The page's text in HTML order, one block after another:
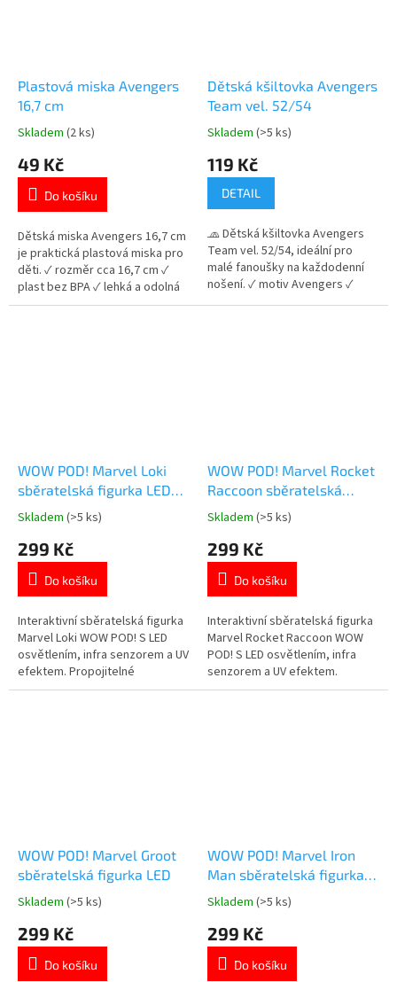
Plastová miska Avengers
16,7 cm
Průměrné
produktu
5,0
5
hvězdiček.
Skladem (2 ks)
49 Kč
Do košíku
Dětská miska Avengers 16,7 cm
je praktická plastová miska pro
děti. ✓ rozměr cca 16,7 cm ✓
plast bez BPA ✓ lehká a odolná
✓ licencovaný motiv Avengers
Dětská kšiltovka Avengers
Team vel. 52/54
Průměrné
produktu
5
hvězdiček.
Skladem (>5 ks)
119 Kč
DETAIL
🧢 Dětská kšiltovka Avengers
Team vel. 52/54, ideální pro
malé fanoušky na každodenní
nošení. ✓ motiv Avengers ✓
prodyšný a pohodlný materiál ✓
WOW POD! Marvel Loki
sběratelská figurka LED
infra senzor
Průměrné
produktu
5,0
5
hvězdiček.
Skladem (>5 ks)
299 Kč
Do košíku
Interaktivní sběratelská figurka
Marvel Loki WOW POD! S LED
osvětlením, infra senzorem a UV
efektem. Propojitelné
šestihranné moduly pro
WOW POD! Marvel Rocket
Raccoon sběratelská
figurka LED infra senzor
Průměrné
produktu
5,0
5
hvězdiček.
Skladem (>5 ks)
299 Kč
Do košíku
Interaktivní sběratelská figurka
Marvel Rocket Raccoon WOW
POD! S LED osvětlením, infra
senzorem a UV efektem.
Propojitelné šestihranné
WOW POD! Marvel Groot
sběratelská figurka LED
Průměrné
produktu
5,0
Skladem (>5 ks)
299 Kč
Do košíku
WOW POD! Marvel Iron
Man sběratelská figurka
LED infra senzor
Průměrné
produktu
5,0
Skladem (>5 ks)
299 Kč
Do košíku